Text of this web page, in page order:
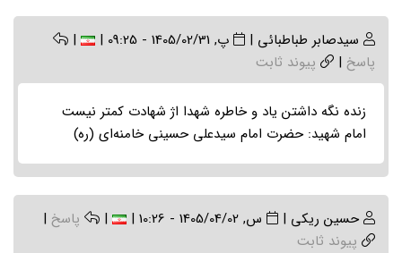
سیدصابر طباطبائی | پ, 1405/02/31 - 09:25 |
|
پاسخ | پیوند ثابت
زنده نگه داشتن یاد و خاطره شهدا اژ شهادت کمتر نیست
امام شهید: حضرت امام سیدعلی حسینی خامنه‌ای (ره)
حسین ریکی | س, 1405/04/02 - 10:26 |
| پاسخ |
پیوند ثابت